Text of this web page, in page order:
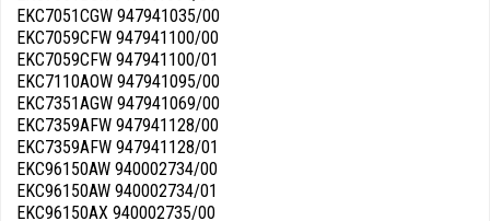
EKC7051CGW 947941035/00
EKC7059CFW 947941100/00
EKC7059CFW 947941100/01
EKC7110AOW 947941095/00
EKC7351AGW 947941069/00
EKC7359AFW 947941128/00
EKC7359AFW 947941128/01
EKC96150AW 940002734/00
EKC96150AW 940002734/01
EKC96150AX 940002735/00